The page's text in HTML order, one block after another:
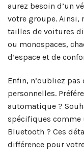
aurez besoin d’un
votre groupe. Ainsi,
tailles de voitures
ou monospaces,
d’espace et de
Enfin, n’oubliez
personnelles.
automatique ?
spécifiques comme
Bluetooth ? Ces
différence pour